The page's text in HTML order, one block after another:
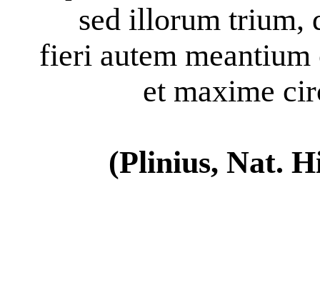
sed illorum trium,
fieri autem
et maxime
(Plinius, Nat.